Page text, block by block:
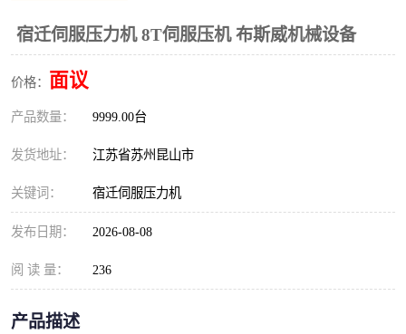
宿迁伺服压力机 8T伺服压机 布斯威机械设备
价格： 面议
产品数量： 9999.00台
发货地址： 江苏省苏州昆山市
关键词： 宿迁伺服压力机
发布日期： 2026-08-08
阅 读 量： 236
产品描述